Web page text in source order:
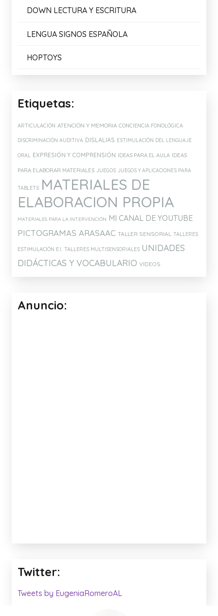
DOWN LECTURA Y ESCRITURA
LENGUA SIGNOS ESPAÑOLA
HOPTOYS
Etiquetas:
ARTICULACIÓN ATENCIÓN Y MEMORIA CONCIENCIA FONOLÓGICA
DISCRIMINACIÓN AUDITIVA DISLALIAS ESTIMULACIÓN DEL LENGUAJE
ORAL EXPRESIÓN Y COMPRENSIÓN IDEAS PARA EL AULA IDEAS
PARA ELABORAR MATERIALES JUEGOS JUEGOS Y APLICACIONES PARA
TABLETS MATERIALES DE
ELABORACION PROPIA
MATERIALES PARA LA INTERVENCIÓN MI CANAL DE YOUTUBE
PICTOGRAMAS ARASAAC TALLER SENSORIAL TALLERES
ESTIMULACIÓN E.I. TALLERES MULTISENSORIALES UNIDADES
DIDÁCTICAS Y VOCABULARIO VIDEOS
Anuncio:
Twitter:
Tweets by EugeniaRomeroAL